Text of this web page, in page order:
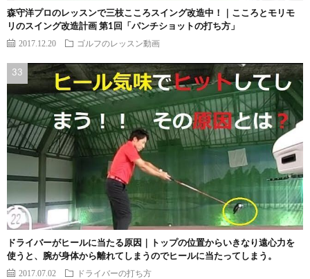
森守洋プロのレッスンで三枝こころスイング改造中！｜こころとモリモ
リのスイング改造計画 第1回「パンチショットの打ち方」
2017.12.20 ゴルフのレッスン動画
ドライバーがヒールに当たる原因｜トップの位置からいきなり遠心力を
使うと、腕が身体から離れてしまうのでヒールに当たってしまう。
2017.07.02 ドライバーの打ち方